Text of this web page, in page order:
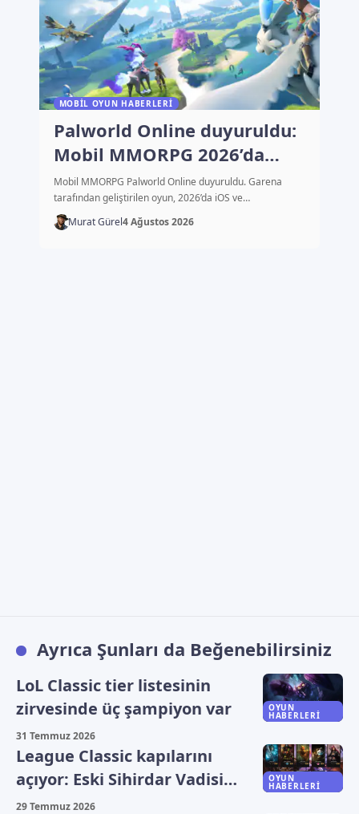
MOBIL OYUN HABERLERI
Palworld Online duyuruldu:
Mobil MMORPG 2026’da
çıkacak
Mobil MMORPG Palworld Online duyuruldu. Garena
tarafından geliştirilen oyun, 2026’da iOS ve…
Murat Gürel4 Ağustos 2026
Ayrıca Şunları da Beğenebilirsiniz
OYUN
HABERLERI
LoL Classic tier listesinin
zirvesinde üç şampiyon var
31 Temmuz 2026
OYUN
HABERLERI
League Classic kapılarını
açıyor: Eski Sihirdar Vadisi
geri döndü
29 Temmuz 2026